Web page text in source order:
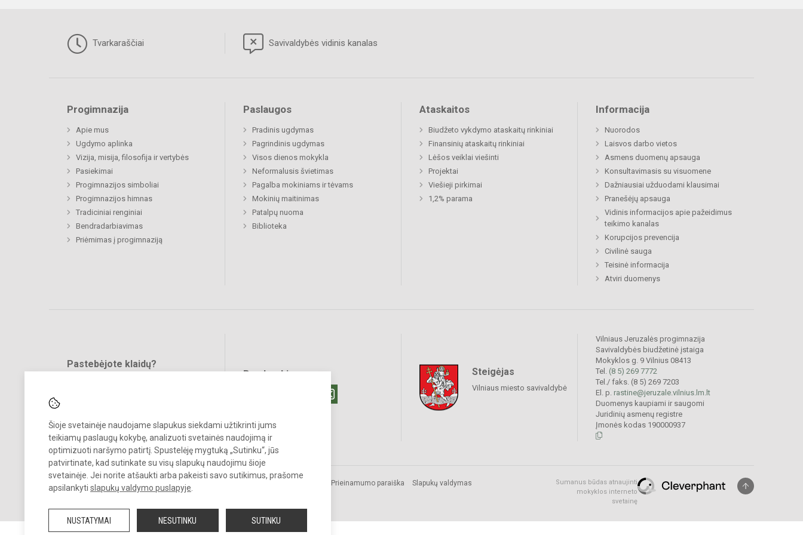
Šioje svetainėje naudojame slapukus siekdami užtikrinti jums
teikiamų paslaugų kokybę, analizuoti svetainės naudojimą ir
optimizuoti naršymo patirtį. Spustelėję mygtuką „Sutinku“, jūs
patvirtinate, kad sutinkate su visų slapukų naudojimu šioje
svetainėje. Jei norite atšaukti arba pakeisti savo sutikimus, prašome
apsilankyti slapukų valdymo puslapyje
NUSTATYMAI NESUTINKU SUTINKU
Tvarkaraščiai Savivaldybės vidinis kanalas
Progimnazija
Apie mus
Ugdymo aplinka
Vizija, misija, filosofija ir vertybės
Pasiekimai
Progimnazijos simboliai
Progimnazijos himnas
Tradiciniai renginiai
Bendradarbiavimas
Priėmimas į progimnaziją
Paslaugos
Pradinis ugdymas
Pagrindinis ugdymas
Visos dienos mokykla
Neformalusis švietimas
Pagalba mokiniams ir tėvams
Mokinių maitinimas
Patalpų nuoma
Biblioteka
Ataskaitos
Biudžeto vykdymo ataskaitų rinkiniai
Finansinių ataskaitų rinkiniai
Lėšos veiklai viešinti
Projektai
Viešieji pirkimai
1,2% parama
Informacija
Nuorodos
Laisvos darbo vietos
Asmens duomenų apsauga
Konsultavimasis su visuomene
Dažniausiai užduodami klausimai
Pranešėjų apsauga
Vidinis informacijos apie pažeidimus
teikimo kanalas
Korupcijos prevencija
Civilinė sauga
Teisinė informacija
Atviri duomenys
Pastebėjote klaidų?
Bendraukime Steigėjas
Vilniaus miesto savivaldybė
Vilniaus Jeruzalės progimnazija
Savivaldybės biudžetinė įstaiga
Mokyklos g. 9 Vilnius 08413
Tel. (8 5) 269 7772
Tel./ faks. (8 5) 269 7203
El. p. rastine@jeruzale.vilnius.lm.lt
Duomenys kaupiami ir saugomi
Juridinių asmenų registre
Įmonės kodas 190000937
© 2024. Vilniaus Jeruzalės progimnazija. Visos teisės saugomos.
Kopijuoti turinį be raštiško gimnazijos sutikimo griežtai draudžiama.
Prieinamumo paraiška Slapukų valdymas
Sumanus būdas atnaujinti
mokyklos interneto
svetainę